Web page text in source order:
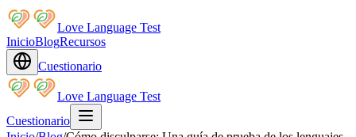
Love Language Test
InicioBlogRecursos
Cuestionario
Love Language Test
Cuestionario